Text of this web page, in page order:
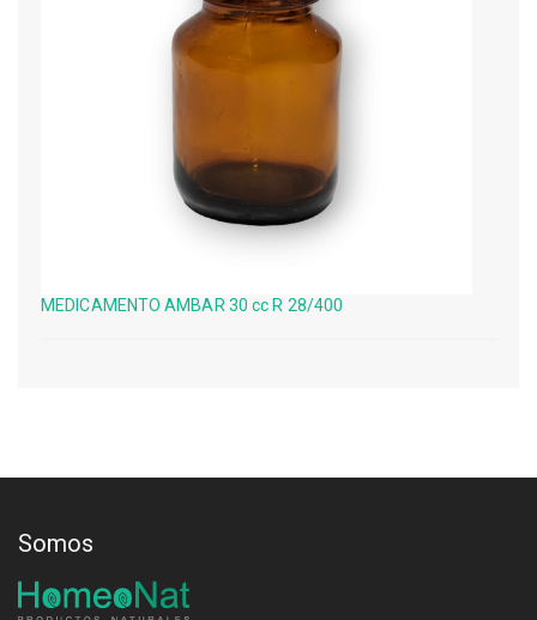
MEDICAMENTO AMBAR 30 cc R 28/400
Somos